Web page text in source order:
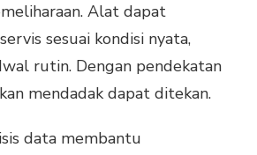
Alat dapat
sesuai kondisi nyata,
rutin. Dengan pendekatan
mendadak dapat ditekan.
data membantu